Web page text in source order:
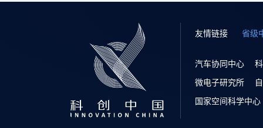
友情链接 省级
汽车协同中心
微电子研究所
国家空间科学中心